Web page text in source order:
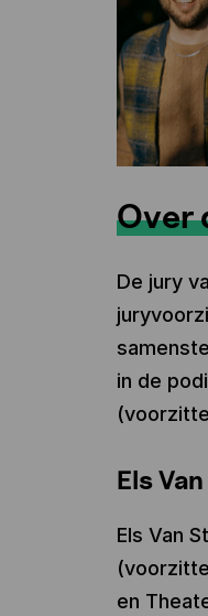
Over
De jury
in de
Els
Els Van
en